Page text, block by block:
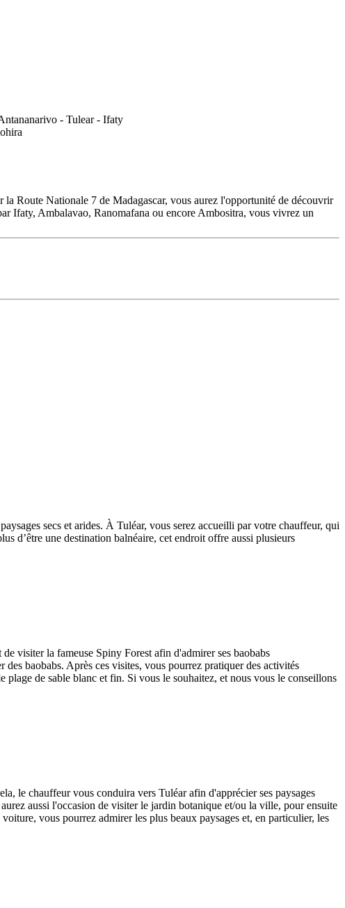
Route Nationale 7 de Madagascar, vous aurez l'opportunité de découvrir
Ifaty, Ambalavao, Ranomafana ou encore Ambositra, vous vivrez un
secs et arides. À Tuléar, vous serez accueilli par votre chauffeur, qui
d’être une destination balnéaire, cet endroit offre aussi plusieurs
visiter la fameuse Spiny Forest afin d'admirer ses baobabs
baobabs. Après ces visites, vous pourrez pratiquer des activités
de sable blanc et fin. Si vous le souhaitez, et nous vous le conseillons
le chauffeur vous conduira vers Tuléar afin d'apprécier ses paysages
aussi l'occasion de visiter le jardin botanique et/ou la ville, pour ensuite
vous pourrez admirer les plus beaux paysages et, en particulier, les